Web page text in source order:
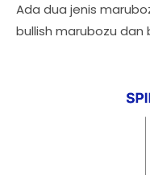
Ada dua jenis
bullish marubozu dan